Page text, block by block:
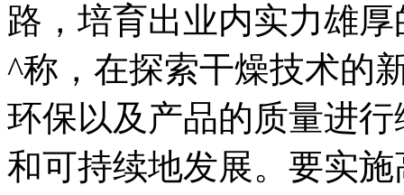
路，培育出业内实力雄
^称，在探索干燥技术的
环保以及产品的质量进
和可持续地发展。要实